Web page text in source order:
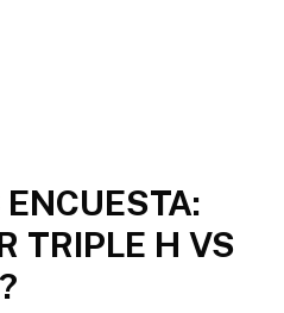
TRIPLE H VS